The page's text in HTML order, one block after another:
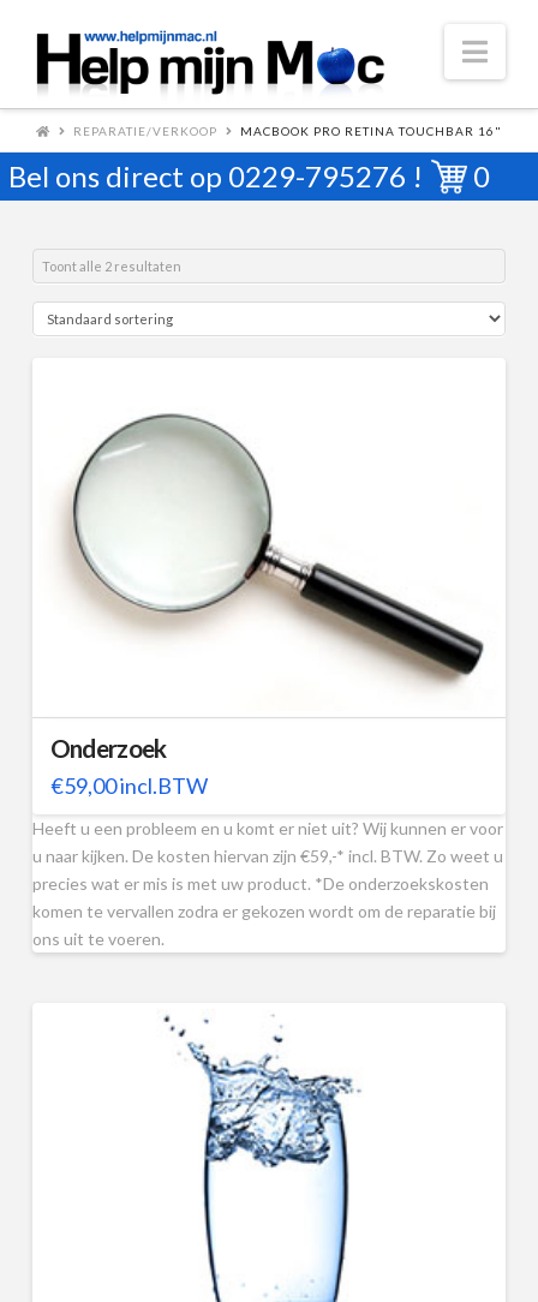
REPARATIE/VERKOOP MACBOOK PRO RETINA TOUCHBAR 16"
Bel ons direct op 0229-795276 ! 0
Toont alle 2 resultaten
Onderzoek
€59,00incl.BTW
Heeft u een probleem en u komt er niet uit? Wij kunnen er voor
u naar kijken. De kosten hiervan zijn €59,-* incl. BTW. Zo weet u
precies wat er mis is met uw product. *De onderzoekskosten
komen te vervallen zodra er gekozen wordt om de reparatie bij
ons uit te voeren.